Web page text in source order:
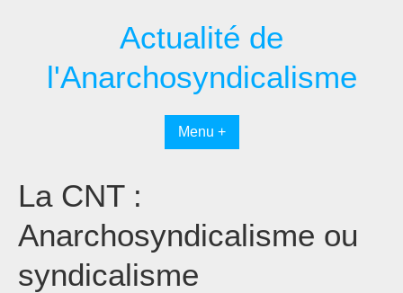
Actualité de
l'Anarchosyndicalisme
Menu +
La CNT :
Anarchosyndicalisme ou
syndicalisme